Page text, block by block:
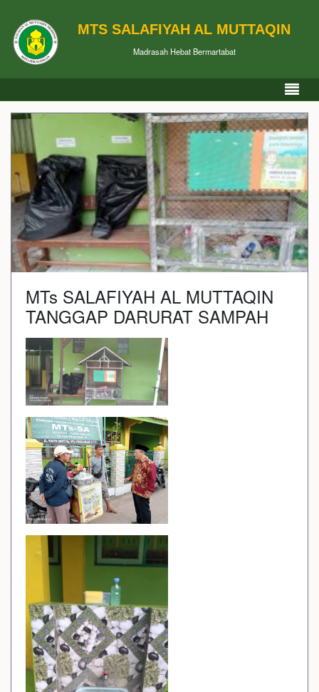
MTS SALAFIYAH AL MUTTAQIN
Madrasah Hebat Bermartabat
MTs SALAFIYAH AL MUTTAQIN
TANGGAP DARURAT SAMPAH